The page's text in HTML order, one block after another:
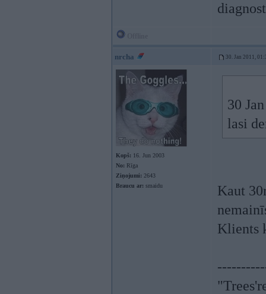
nrcha 30. Jan 2011,
Kopš: 16. Jun 2003
No: Rīga
Ziņojumi: 2643
Braucu ar: smaidu
30
lasi
Kaut
Klients